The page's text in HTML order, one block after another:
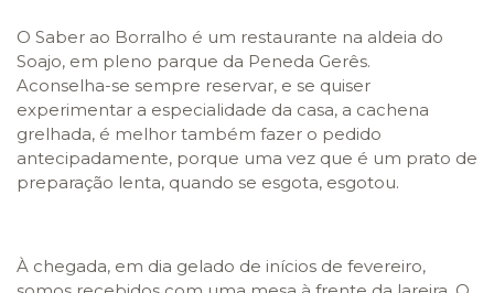
O Saber ao Borralho é um restaurante na aldeia do
Soajo, em pleno parque da Peneda Gerês.
Aconselha-se sempre reservar, e se quiser
experimentar a especialidade da casa, a cachena
grelhada, é melhor também fazer o pedido
antecipadamente, porque uma vez que é um prato de
preparação lenta, quando se esgota, esgotou.
À chegada, em dia gelado de inícios de fevereiro,